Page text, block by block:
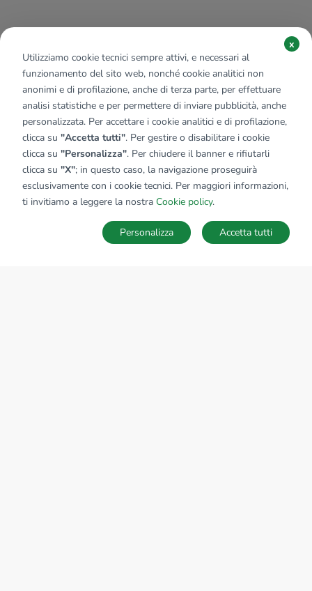
SALVA RICERCA
Utilizziamo cookie tecnici sempre attivi, e necessari al
funzionamento del sito web, nonché cookie analitici non
anonimi e di profilazione, anche di terza parte, per effettuare
analisi statistiche e per permettere di inviare pubblicità, anche
personalizzata. Per accettare i cookie analitici e di profilazione,
clicca su "Accetta tutti". Per gestire o disabilitare i cookie
clicca su "Personalizza". Per chiudere il banner e rifiutarli
clicca su "X"; in questo caso, la navigazione proseguirà
esclusivamente con i cookie tecnici. Per maggiori informazioni,
ti invitiamo a leggere la nostra Cookie policy.
x
Accetta tutti
Personalizza